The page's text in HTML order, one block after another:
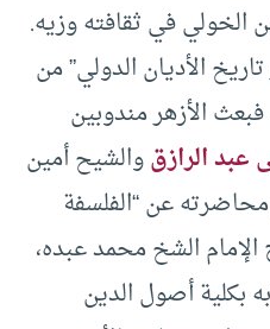
الخولي في ثقافته وزيه.
الأديان الدولي” من
20 سبتمبر عام 1925 ، فبعث الأزهر مندوبين
الرازقوالشيح أمين
1934 أصدر محاضرته عن “الفلسفة
الإمام الشخ محمد عبده،
لطلابه بكلية أصول الدين